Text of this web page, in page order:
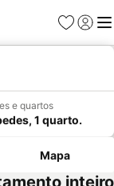
Favoritos
Iniciar
e quartos
1 quarto.
Mapa
inteiro